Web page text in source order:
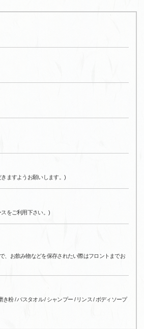
ますようお願いします。)
をご利用下さい。)
、お飲み物などを保存されたい際はフロントまでお
粉 / バスタオル / シャンプー / リンス / ボディソープ